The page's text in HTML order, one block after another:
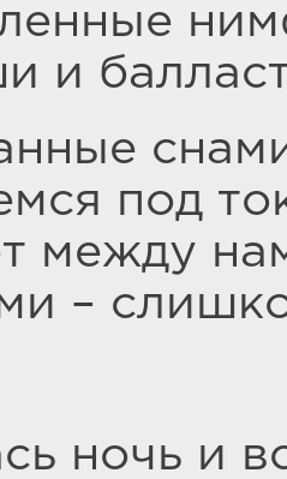
и
под
между
–
ночь и